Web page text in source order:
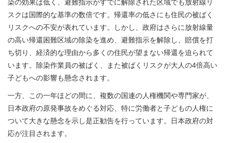
染の効果は低く、避難指示がすでに解除された区域でも放射線リ
スクは国際的な基準の数倍です。帰還率の低さにも住民の被ばく
リスクへの不安が表れています。しかし、政府はさらに放射線量
の高い帰還困難区域の除染を進め、避難指示を解除し、賠償を打
ち切り、経済的な理由から多くの住民が望まない帰還を迫られて
います。除染作業員の被ばく、また被ばくリスクが大人の4倍高い
子どもへの影響も懸念されます。
一方、この一年ほどの間に、複数の国連の人権機関や専門家が、
日本政府の原発事故をめぐる対応、特に労働者と子どもの人権に
ついて大きな懸念を示し是正勧告を行っています。日本政府の対
応が注目されます。